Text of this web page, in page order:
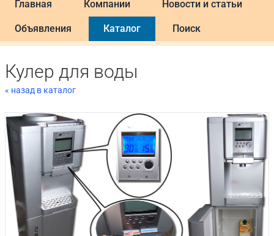
Главная Компании Новости и статьи
Объявления Каталог Поиск
Кулер для воды
« назад в каталог